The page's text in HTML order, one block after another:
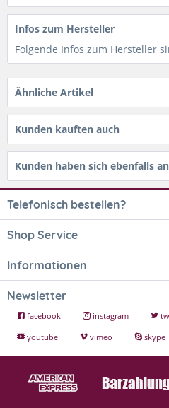
Infos zum Hersteller
Folgende Infos zum Hersteller
Ähnliche Artikel
Kunden kauften auch
Kunden haben sich ebenfalls
Telefonisch bestellen?
Shop Service
Informationen
Newsletter
facebook instagram
youtube
vimeo skype